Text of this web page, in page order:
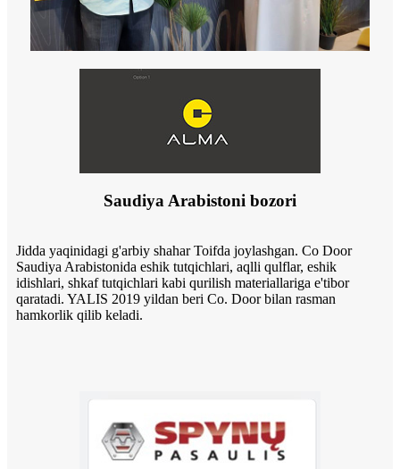
Saudiya Arabistoni bozori
Jidda yaqinidagi g'arbiy shahar Toifda joylashgan. Co Door
Saudiya Arabistonida eshik tutqichlari, aqlli qulflar, eshik
idishlari, shkaf tutqichlari kabi qurilish materiallariga e'tibor
qaratadi. YALIS 2019 yildan beri Co. Door bilan rasman
hamkorlik qilib keladi.